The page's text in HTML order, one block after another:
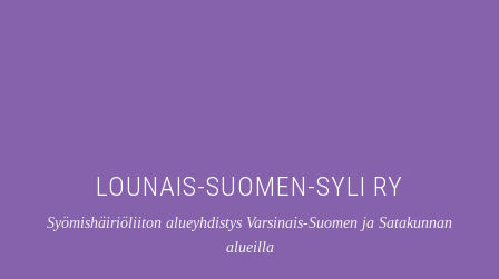
LOUNAIS-SUOMEN-SYLI RY
Syömishäiriöliiton alueyhdistys Varsinais-Suomen ja Satakunnan
alueilla